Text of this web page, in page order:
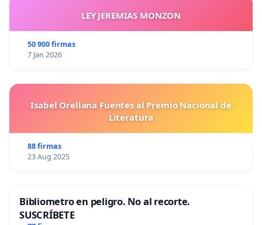
LEY JEREMIAS MONZON
50 900 firmas
7 Jan 2026
Isabel Orellana Fuentes al Premio Nacional de
Literatura
88 firmas
23 Aug 2025
Bibliometro en peligro. No al recorte.
SUSCRÍBETE